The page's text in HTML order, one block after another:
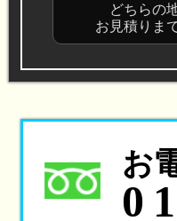
どちらの
お見積りま
お